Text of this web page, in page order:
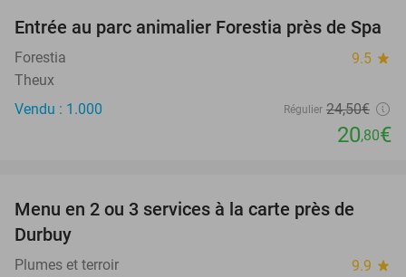
15%
OUT
Entrée au parc animalier Forestia près de Spa
Forestia 9.5 star
Theux
Vendu : 1.000
Régulier 24,50€
20,80€
25%
Menu en 2 ou 3 services à la carte près de
Durbuy
Plumes et terroir 9.9 star